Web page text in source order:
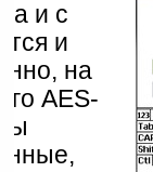
и с
и
на
AES-